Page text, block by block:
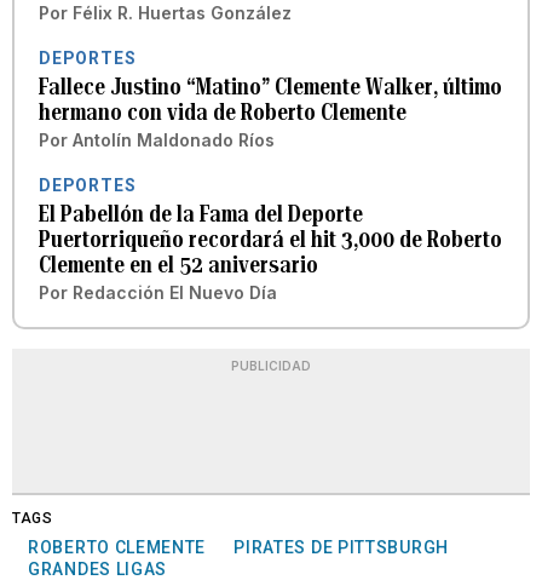
Por Félix R. Huertas González
DEPORTES
Fallece Justino “Matino” Clemente Walker, último
hermano con vida de Roberto Clemente
Por Antolín Maldonado Ríos
DEPORTES
El Pabellón de la Fama del Deporte
Puertorriqueño recordará el hit 3,000 de Roberto
Clemente en el 52 aniversario
Por Redacción El Nuevo Día
PUBLICIDAD
TAGS
ROBERTO CLEMENTE
PIRATES DE PITTSBURGH
GRANDES LIGAS